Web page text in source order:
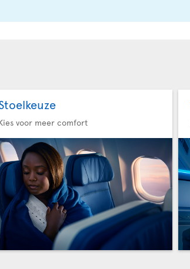
voor meer comfort